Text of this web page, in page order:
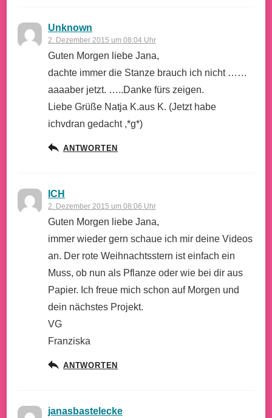
Unknown
2. Dezember 2015 um 08:04 Uhr
Guten Morgen liebe Jana,
dachte immer die Stanze brauch ich nicht ……
aaaaber jetzt. …..Danke fürs zeigen.
Liebe Grüße Natja K.aus K. (Jetzt habe
ichvdran gedacht ,*g*)
ANTWORTEN
ICH
2. Dezember 2015 um 08:06 Uhr
Guten Morgen liebe Jana,
immer wieder gern schaue ich mir deine Videos
an. Der rote Weihnachtsstern ist einfach ein
Muss, ob nun als Pflanze oder wie bei dir aus
Papier. Ich freue mich schon auf Morgen und
dein nächstes Projekt.
VG
Franziska
ANTWORTEN
janasbastelecke